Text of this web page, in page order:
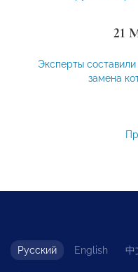
21
Эксперты
замена
Русский English 中